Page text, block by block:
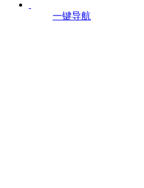
一键导航